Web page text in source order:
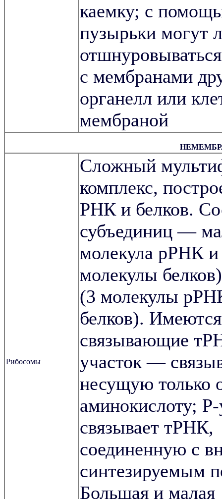
каемку; с
пузырьки могут
с мембранами
органелл или
мембраной
Рибосомы
Сложный
комплекс,
РНК и белков.
субъединиц —
молекула рРНК и
молекулы
(3 молекулы
белков).
связывающие
участок —
несущую только
аминокислоту;
связывает тРНК,
соединенную с
синтезируемым
Большая и малая